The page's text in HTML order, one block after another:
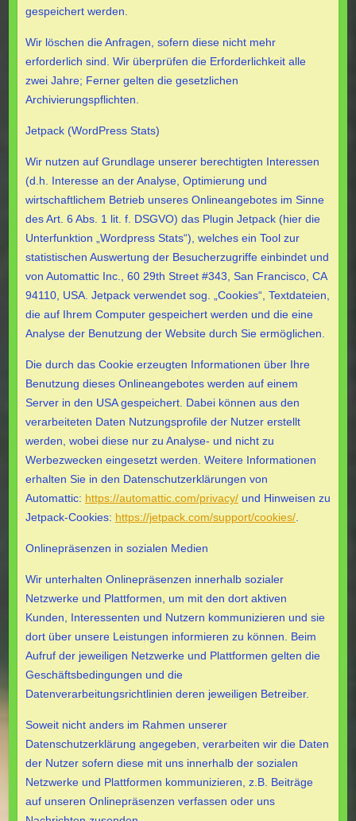
gespeichert werden.
Wir löschen die Anfragen, sofern diese nicht mehr
erforderlich sind. Wir überprüfen die Erforderlichkeit alle
zwei Jahre; Ferner gelten die gesetzlichen
Archivierungspflichten.
Jetpack (WordPress Stats)
Wir nutzen auf Grundlage unserer berechtigten Interessen
(d.h. Interesse an der Analyse, Optimierung und
wirtschaftlichem Betrieb unseres Onlineangebotes im Sinne
des Art. 6 Abs. 1 lit. f. DSGVO) das Plugin Jetpack (hier die
Unterfunktion „Wordpress Stats“), welches ein Tool zur
statistischen Auswertung der Besucherzugriffe einbindet und
von Automattic Inc., 60 29th Street #343, San Francisco, CA
94110, USA. Jetpack verwendet sog. „Cookies“, Textdateien,
die auf Ihrem Computer gespeichert werden und die eine
Analyse der Benutzung der Website durch Sie ermöglichen.
Die durch das Cookie erzeugten Informationen über Ihre
Benutzung dieses Onlineangebotes werden auf einem
Server in den USA gespeichert. Dabei können aus den
verarbeiteten Daten Nutzungsprofile der Nutzer erstellt
werden, wobei diese nur zu Analyse- und nicht zu
Werbezwecken eingesetzt werden. Weitere Informationen
erhalten Sie in den Datenschutzerklärungen von
Automattic: https://automattic.com/privacy/und Hinweisen zu
Jetpack-Cookies: https://jetpack.com/support/cookies/.
Onlinepräsenzen in sozialen Medien
Wir unterhalten Onlinepräsenzen innerhalb sozialer
Netzwerke und Plattformen, um mit den dort aktiven
Kunden, Interessenten und Nutzern kommunizieren und sie
dort über unsere Leistungen informieren zu können. Beim
Aufruf der jeweiligen Netzwerke und Plattformen gelten die
Geschäftsbedingungen und die
Datenverarbeitungsrichtlinien deren jeweiligen Betreiber.
Soweit nicht anders im Rahmen unserer
Datenschutzerklärung angegeben, verarbeiten wir die Daten
der Nutzer sofern diese mit uns innerhalb der sozialen
Netzwerke und Plattformen kommunizieren, z.B. Beiträge
auf unseren Onlinepräsenzen verfassen oder uns